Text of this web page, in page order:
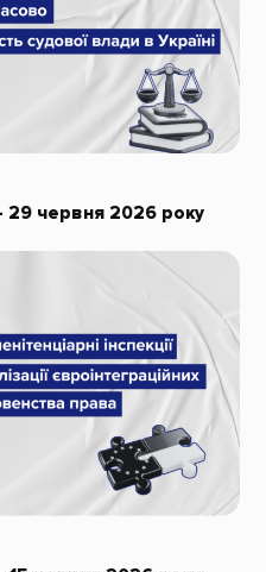
29 червня 2026 року